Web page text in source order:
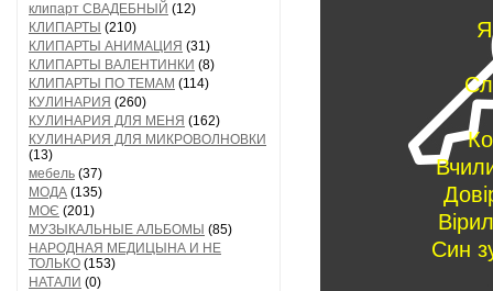
клипарт СВАДЕБНЫЙ (12)
КЛИПАРТЫ (210)
КЛИПАРТЫ АНИМАЦИЯ (31)
КЛИПАРТЫ ВАЛЕНТИНКИ (8)
КЛИПАРТЫ ПО ТЕМАМ (114)
КУЛИНАРИЯ (260)
КУЛИНАРИЯ ДЛЯ МЕНЯ (162)
КУЛИНАРИЯ ДЛЯ МИКРОВОЛНОВКИ
(13)
мебель (37)
МОДА (135)
МОЄ (201)
МУЗЫКАЛЬНЫЕ АЛЬБОМЫ (85)
НАРОДНАЯ МЕДИЦЫНА И НЕ
ТОЛЬКО (153)
НАТАЛИ (0)
Син